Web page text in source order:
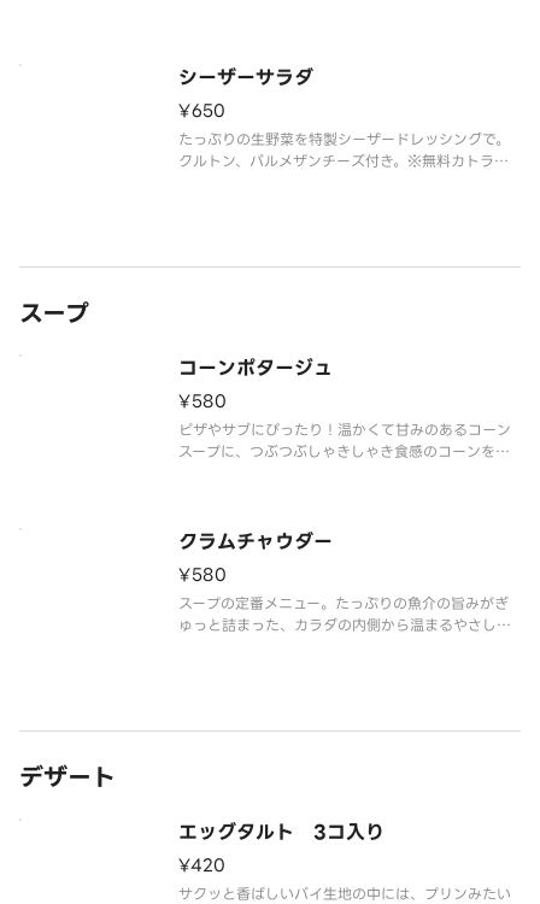
シーザーサラダ
¥650
たっぷりの生野菜を特製シーザードレッシングで。
クルトン、パルメザンチーズ付き。※無料カトラリ
スープ
コーンポタージュ
¥580
ピザやサブにぴったり！温かくて甘みのあるコーン
スープに、つぶつぶしゃきしゃき食感のコーンをた
クラムチャウダー
¥580
スープの定番メニュー。たっぷりの魚介の旨みがぎ
ゅっと詰まった、カラダの内側から温まるやさしい
デザート
エッグタルト 3コ入り
¥420
サクッと香ばしいパイ生地の中には、プリンみたい